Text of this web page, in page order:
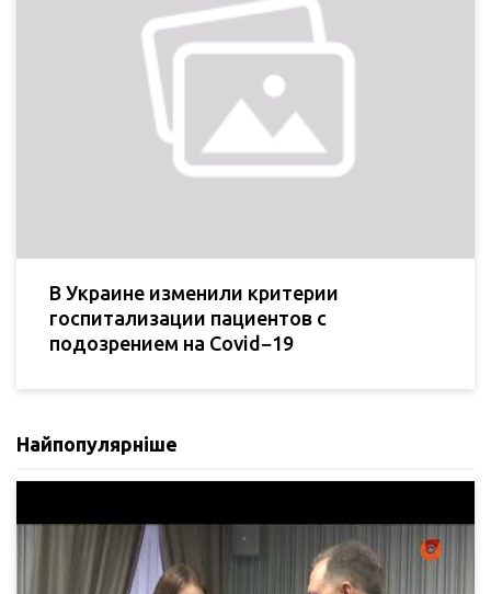
В Украине изменили критерии
госпитализации пациентов с
подозрением на Covid−19
Найпопулярніше